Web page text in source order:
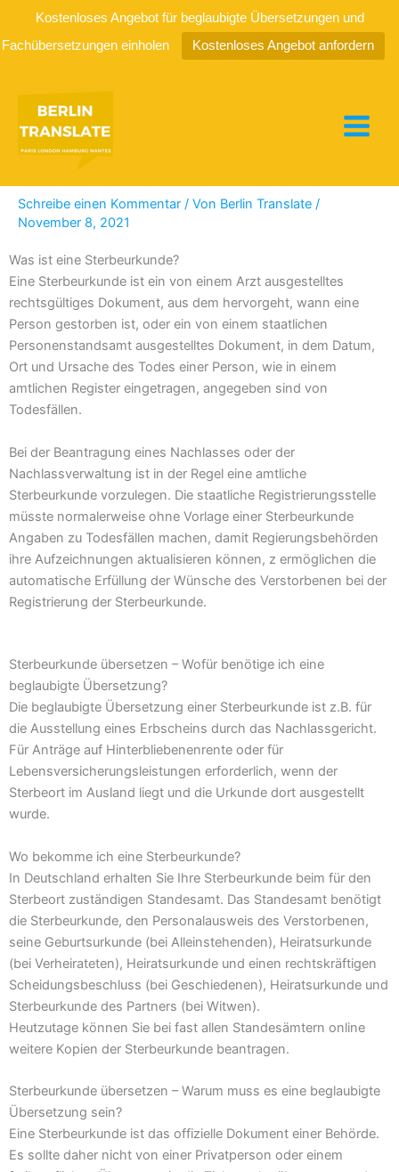
Kostenloses Angebot für beglaubigte Übersetzungen und
Fachübersetzungen einholen
Kostenloses Angebot anfordern
springen
Schreibe einen Kommentar / Von Berlin Translate /
November 8, 2021
Was ist eine Sterbeurkunde?
Eine Sterbeurkunde ist ein von einem Arzt ausgestelltes
rechtsgültiges Dokument, aus dem hervorgeht, wann eine
Person gestorben ist, oder ein von einem staatlichen
Personenstandsamt ausgestelltes Dokument, in dem Datum,
Ort und Ursache des Todes einer Person, wie in einem
amtlichen Register eingetragen, angegeben sind von
Todesfällen.
Bei der Beantragung eines Nachlasses oder der
Nachlassverwaltung ist in der Regel eine amtliche
Sterbeurkunde vorzulegen. Die staatliche Registrierungsstelle
müsste normalerweise ohne Vorlage einer Sterbeurkunde
Angaben zu Todesfällen machen, damit Regierungsbehörden
ihre Aufzeichnungen aktualisieren können, z ermöglichen die
automatische Erfüllung der Wünsche des Verstorbenen bei der
Registrierung der Sterbeurkunde.
Sterbeurkunde übersetzen – Wofür benötige ich eine
beglaubigte Übersetzung?
Die beglaubigte Übersetzung einer Sterbeurkunde ist z.B. für
die Ausstellung eines Erbscheins durch das Nachlassgericht.
Für Anträge auf Hinterbliebenenrente oder für
Lebensversicherungsleistungen erforderlich, wenn der
Sterbeort im Ausland liegt und die Urkunde dort ausgestellt
wurde.
Wo bekomme ich eine Sterbeurkunde?
In Deutschland erhalten Sie Ihre Sterbeurkunde beim für den
Sterbeort zuständigen Standesamt. Das Standesamt benötigt
die Sterbeurkunde, den Personalausweis des Verstorbenen,
seine Geburtsurkunde (bei Alleinstehenden), Heiratsurkunde
(bei Verheirateten), Heiratsurkunde und einen rechtskräftigen
Scheidungsbeschluss (bei Geschiedenen), Heiratsurkunde und
Sterbeurkunde des Partners (bei Witwen).
Heutzutage können Sie bei fast allen Standesämtern online
weitere Kopien der Sterbeurkunde beantragen.
Sterbeurkunde übersetzen – Warum muss es eine beglaubigte
Übersetzung sein?
Eine Sterbeurkunde ist das offizielle Dokument einer Behörde.
Es sollte daher nicht von einer Privatperson oder einem